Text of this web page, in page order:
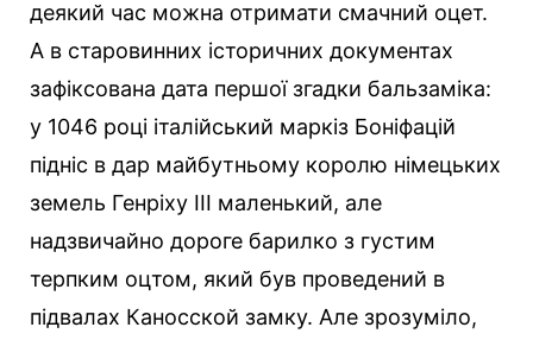
деякий час можна отримати смачний оцет.
А в старовинних історичних документах
зафіксована дата першої згадки бальзаміка:
у 1046 році італійський маркіз Боніфацій
підніс в дар майбутньому королю німецьких
земель Генріху III маленький, але
надзвичайно дороге барилко з густим
терпким оцтом, який був проведений в
підвалах Каносской замку. Але зрозуміло,